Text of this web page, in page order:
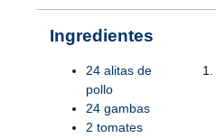
Ingredientes
24 alitas de
pollo
24 gambas
2 tomates